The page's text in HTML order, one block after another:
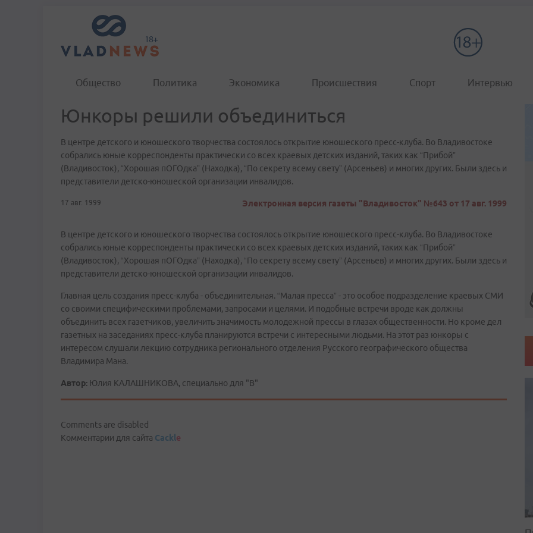
Общество Политика Экономика Происшествия Спорт Интервью
Юнкоры решили объединиться
В центре детского и юношеского творчества состоялось открытие юношеского пресс-клуба. Во Владивостоке
собрались юные корреспонденты практически со всех краевых детских изданий, таких как “Прибой”
(Владивосток), “Хорошая пОГОдка” (Находка), “По секрету всему свету” (Арсеньев) и многих других. Были здесь и
представители детско-юношеской организации инвалидов.
17 авг. 1999 Электронная версия газеты "Владивосток" №643 от 17 авг. 1999
В центре детского и юношеского творчества состоялось открытие юношеского пресс-клуба. Во Владивостоке
собрались юные корреспонденты практически со всех краевых детских изданий, таких как “Прибой”
(Владивосток), “Хорошая пОГОдка” (Находка), “По секрету всему свету” (Арсеньев) и многих других. Были здесь и
представители детско-юношеской организации инвалидов.
Главная цель создания пресс-клуба - объединительная. “Малая пресса” - это особое подразделение краевых СМИ
со своими специфическими проблемами, запросами и целями. И подобные встречи вроде как должны
объединить всех газетчиков, увеличить значимость молодежной прессы в глазах общественности. Но кроме дел
газетных на заседаниях пресс-клуба планируются встречи с интересными людьми. На этот раз юнкоры с
интересом слушали лекцию сотрудника регионального отделения Русского географического общества
Владимира Мана.
Автор: Юлия КАЛАШНИКОВА, специально для "В"
Comments are disabled
Комментарии для сайта Cackle